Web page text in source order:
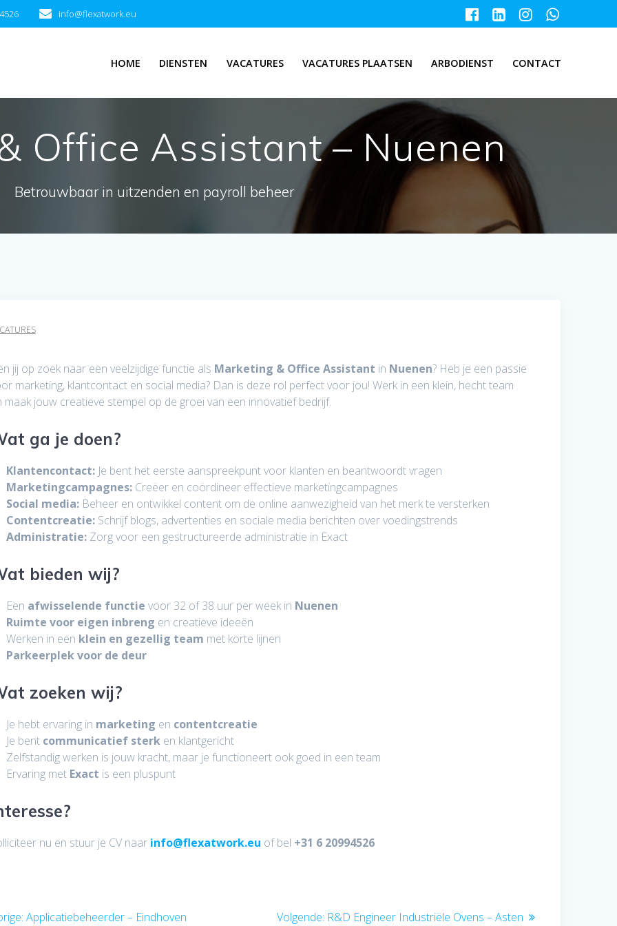
info@flexatwork.eu
HOME DIENSTEN VACATURES VACATURES PLAATSEN ARBODIENST CONTACT
Office Assistant – Nuenen
Betrouwbaar in uitzenden en payroll beheer
jij op zoek naar een veelzijdige functie als Marketing & Office Assistant in Nuenen? Heb je een passie
marketing, klantcontact en social media? Dan is deze rol perfect voor jou! Werk in een klein, hecht team
maak jouw creatieve stempel op de groei van een innovatief bedrijf.
ga je doen?
Klantencontact:Je bent het eerste aanspreekpunt voor klanten en beantwoordt vragen
Marketingcampagnes:Creëer en coördineer effectieve marketingcampagnes
Social media:Beheer en ontwikkel content om de online aanwezigheid van het merk te versterken
Contentcreatie:Schrijf blogs, advertenties en sociale media berichten over voedingstrends
Administratie:Zorg voor een gestructureerde administratie in Exact
bieden wij?
Een afwisselende functie voor 32 of 38 uur per week in Nuenen
Ruimte voor eigen inbreng en creatieve ideeën
Werken in een klein en gezellig team met korte lijnen
Parkeerplek voor de deur
zoeken wij?
Je hebt ervaring in marketing en contentcreatie
Je bent communicatief sterken klantgericht
Zelfstandig werken is jouw kracht, maar je functioneert ook goed in een team
Ervaring met Exact is een pluspunt
nu en stuur je CV naar info@flexatwork.eu of bel +31 6 20994526
Vorig
Applicatiebeheerder – Eindhoven Volgende: Volgend
R&D Engineer Industriële Ovens – Asten